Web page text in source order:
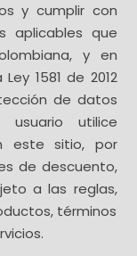
y cumplir con
aplicables que
y en
1581 de 2012
de datos
usuario utilice
este sitio, por
de descuento,
a las reglas,
términos